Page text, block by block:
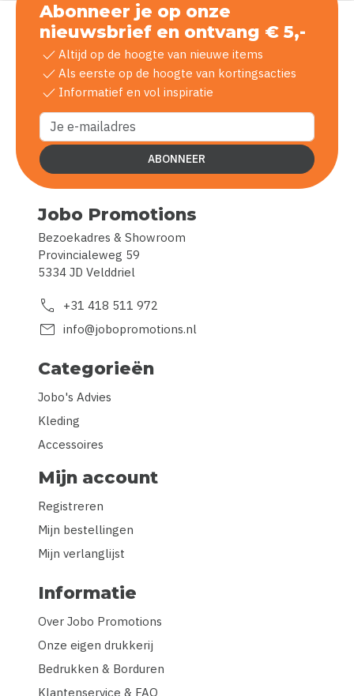
Jobo Promotions
Bezoekadres & Showroom
Provincialeweg 59
5334 JD Velddriel
call +31 418 511 972
mail info@jobopromotions.nl
Categorieën
Jobo's Advies
Kleding
Accessoires
Mijn account
Registreren
Mijn bestellingen
Mijn verlanglijst
Informatie
Over Jobo Promotions
Onze eigen drukkerij
Bedrukken & Borduren
Klantenservice & FAQ
Abonneer je op onze
nieuwsbrief en ontvang € 5,-
check Altijd op de hoogte van nieuwe items
check Als eerste op de hoogte van kortingsacties
check Informatief en vol inspiratie
ABONNEER